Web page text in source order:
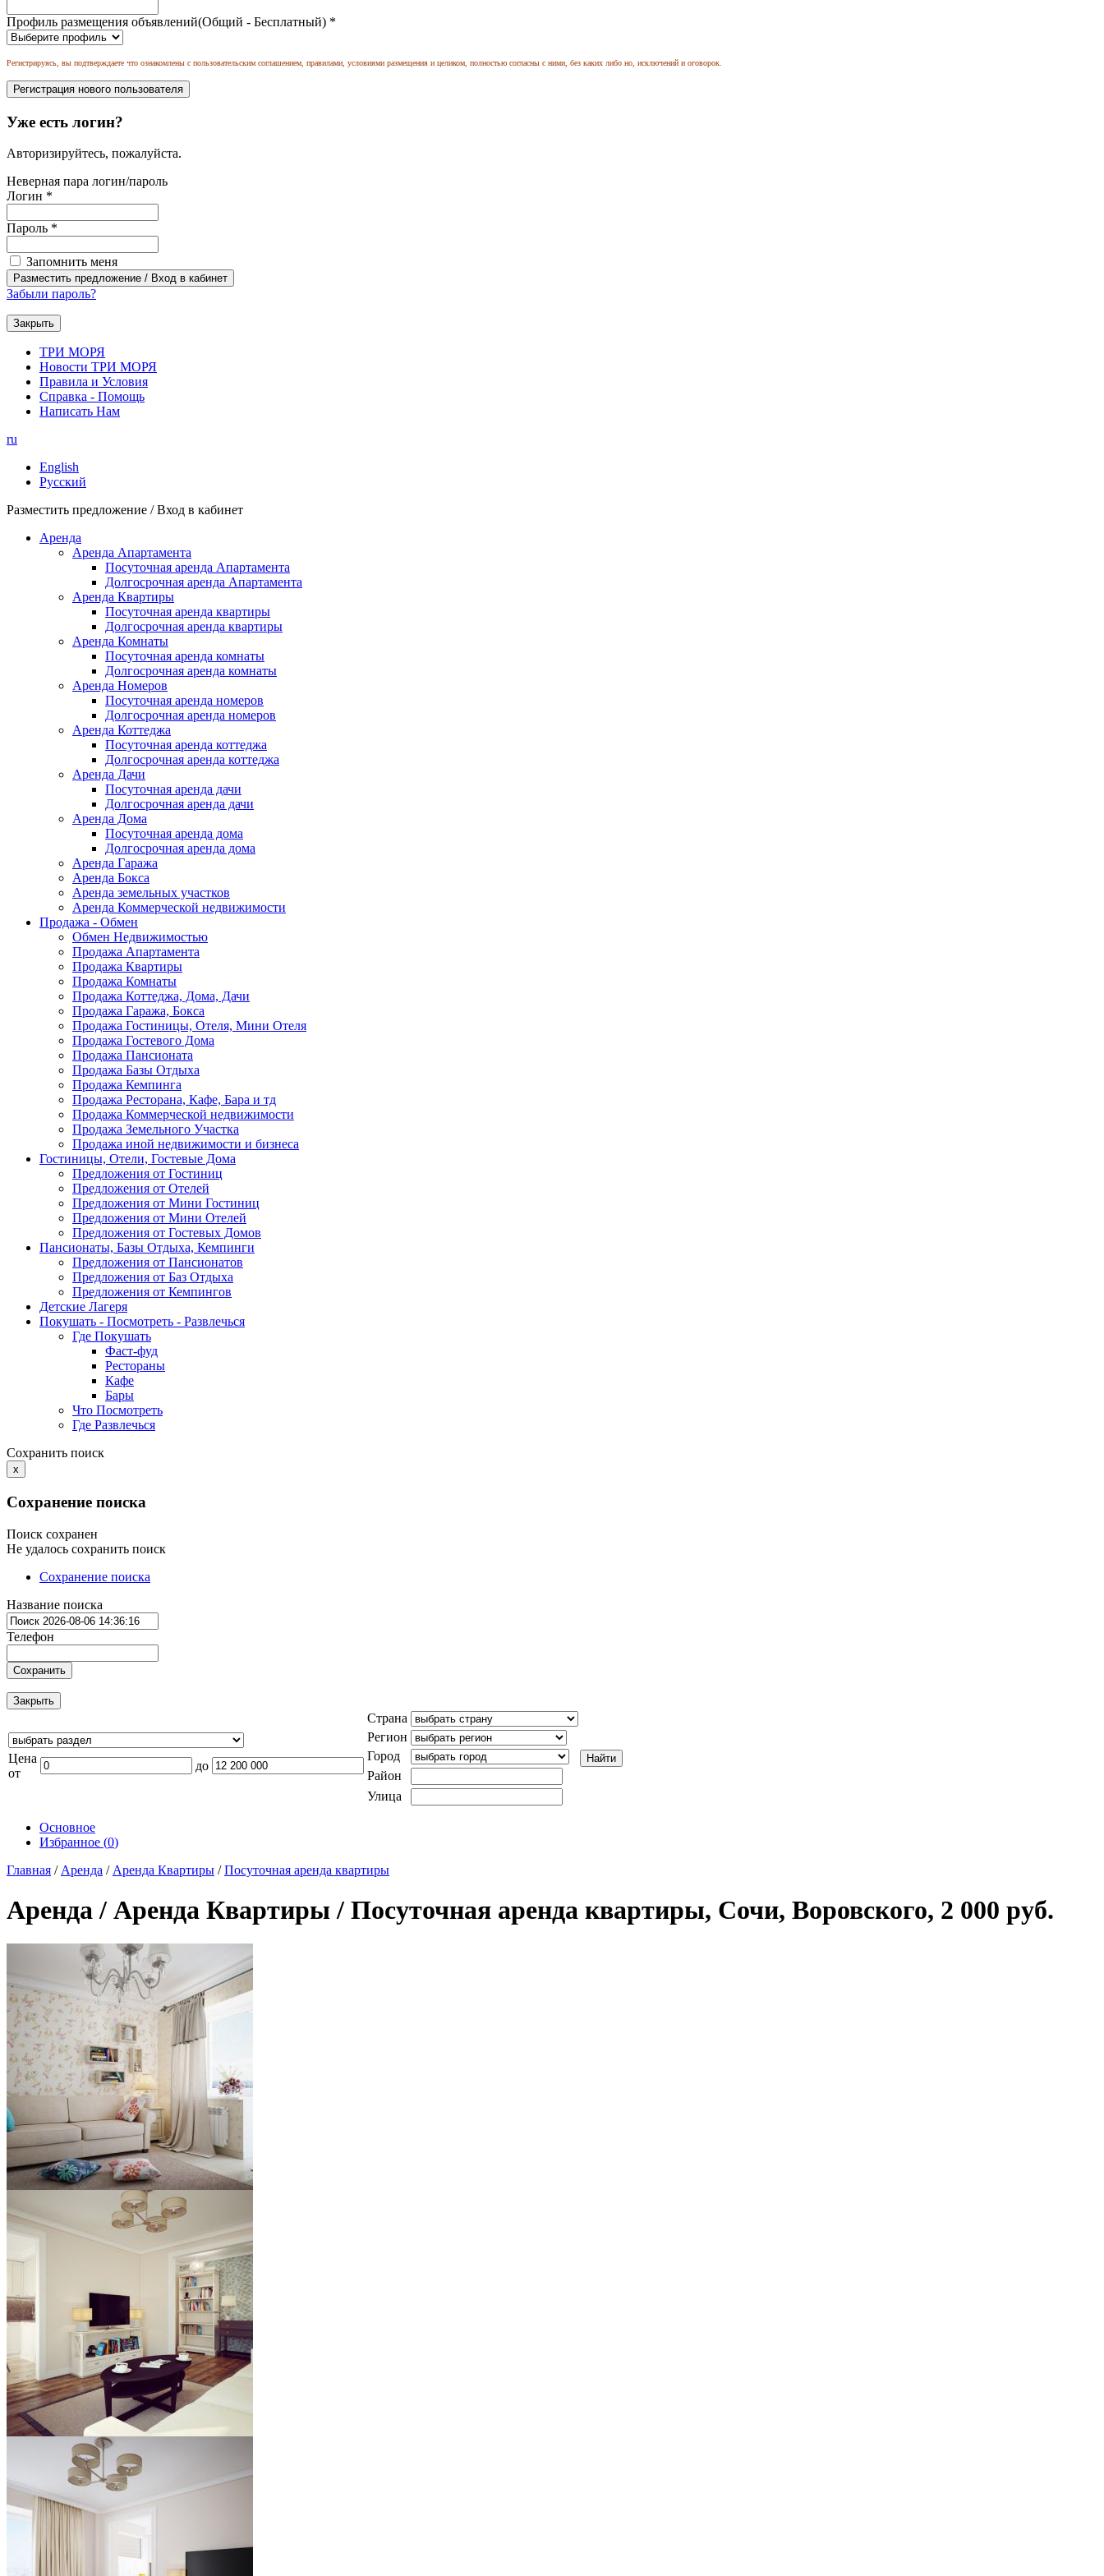
Профиль размещения объявлений(Общий - Бесплатный) *
Регистрируясь, вы подтверждаете что ознакомлены с пользовательским соглашением, правилами, условиями размещения и целиком, полностью согласны с ними, без каких либо но, исключений и оговорок.
Уже есть логин?
Авторизируйтесь, пожалуйста.
Неверная пара логин/пароль
Логин *
Пароль *
Запомнить меня
Забыли пароль?
Закрыть
ТРИ МОРЯ
Новости ТРИ МОРЯ
Правила и Условия
Справка - Помощь
Написать Нам
ru
English
Русский
Разместить предложение / Вход в кабинет
Аренда
Аренда Апартамента
Посуточная аренда Апартамента
Долгосрочная аренда Апартамента
Аренда Квартиры
Посуточная аренда квартиры
Долгосрочная аренда квартиры
Аренда Комнаты
Посуточная аренда комнаты
Долгосрочная аренда комнаты
Аренда Номеров
Посуточная аренда номеров
Долгосрочная аренда номеров
Аренда Коттеджа
Посуточная аренда коттеджа
Долгосрочная аренда коттеджа
Аренда Дачи
Посуточная аренда дачи
Долгосрочная аренда дачи
Аренда Дома
Посуточная аренда дома
Долгосрочная аренда дома
Аренда Гаража
Аренда Бокса
Аренда земельных участков
Аренда Коммерческой недвижимости
Продажа - Обмен
Обмен Недвижимостью
Продажа Апартамента
Продажа Квартиры
Продажа Комнаты
Продажа Коттеджа, Дома, Дачи
Продажа Гаража, Бокса
Продажа Гостиницы, Отеля, Мини Отеля
Продажа Гостевого Дома
Продажа Пансионата
Продажа Базы Отдыха
Продажа Кемпинга
Продажа Ресторана, Кафе, Бара и тд
Продажа Коммерческой недвижимости
Продажа Земельного Участка
Продажа иной недвижимости и бизнеса
Гостиницы, Отели, Гостевые Дома
Предложения от Гостиниц
Предложения от Отелей
Предложения от Мини Гостиниц
Предложения от Мини Отелей
Предложения от Гостевых Домов
Пансионаты, Базы Отдыха, Кемпинги
Предложения от Пансионатов
Предложения от Баз Отдыха
Предложения от Кемпингов
Детские Лагеря
Покушать - Посмотреть - Развлечься
Где Покушать
Фаст-фуд
Рестораны
Кафе
Бары
Что Посмотреть
Где Развлечься
Сохранить поиск
x
Сохранение поиска
Поиск сохранен
Не удалось сохранить поиск
Сохранение поиска
Название поиска
Телефон
Сохранить
Закрыть
Цена
от
до
Страна
Регион
Город
Район
Улица
Основное
Избранное (0)
Главная / Аренда / Аренда Квартиры /Посуточная аренда квартиры
Аренда / Аренда Квартиры / Посуточная аренда квартиры, Сочи, Воровского, 2 000 руб.